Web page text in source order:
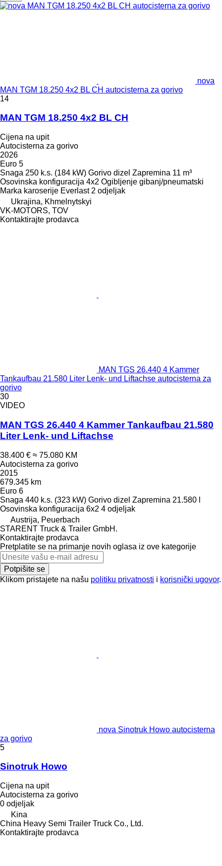
nova
MAN TGM 18.250 4x2 BL CH autocisterna za gorivo
14
MAN TGM 18.250 4x2 BL CH
Cijena na upit
Autocisterna za gorivo
2026
Euro 5
Snaga 250 k.s. (184 kW) Gorivo dizel Zapremina 11 m³
Osovinska konfiguracija 4x2 Ogibljenje gibanj/pneumatski
Marka karoserije Everlast 2 odjeljak
Ukrajina, Khmelnytskyi
VK-MOTORS, TOV
Kontaktirajte prodavca
MAN TGS 26.440 4 Kammer
Tankaufbau 21.580 Liter Lenk- und Liftachse autocisterna za
gorivo
30
VIDEO
MAN TGS 26.440 4 Kammer Tankaufbau 21.580
Liter Lenk- und Liftachse
38.400 € ≈ 75.080 KM
Autocisterna za gorivo
2015
679.345 km
Euro 6
Snaga 440 k.s. (323 kW) Gorivo dizel Zapremina 21.580 l
Osovinska konfiguracija 6x2 4 odjeljak
Austrija, Peuerbach
STARENT Truck & Trailer GmbH.
Kontaktirajte prodavca
Pretplatite se na primanje novih oglasa iz ove kategorije
Potpišite se
Klikom pristajete na našu politiku privatnosti i korisnički ugovor.
nova Sinotruk Howo autocisterna
za gorivo
5
Sinotruk Howo
Cijena na upit
Autocisterna za gorivo
0 odjeljak
Kina
China Heavy Semi Trailer Truck Co., Ltd.
Kontaktirajte prodavca